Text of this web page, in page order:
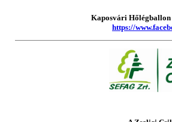
Kaposvári
https://